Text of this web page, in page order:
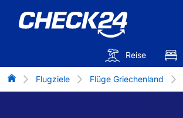
Reise
Flug-Vergleich
Flugziele Flüge Griechenland